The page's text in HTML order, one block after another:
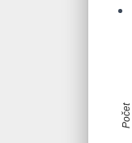
Počet